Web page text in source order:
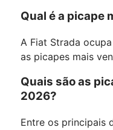
Qual é a picape
A Fiat Strada
as picapes mais
Quais são as
2026?
Entre os principais